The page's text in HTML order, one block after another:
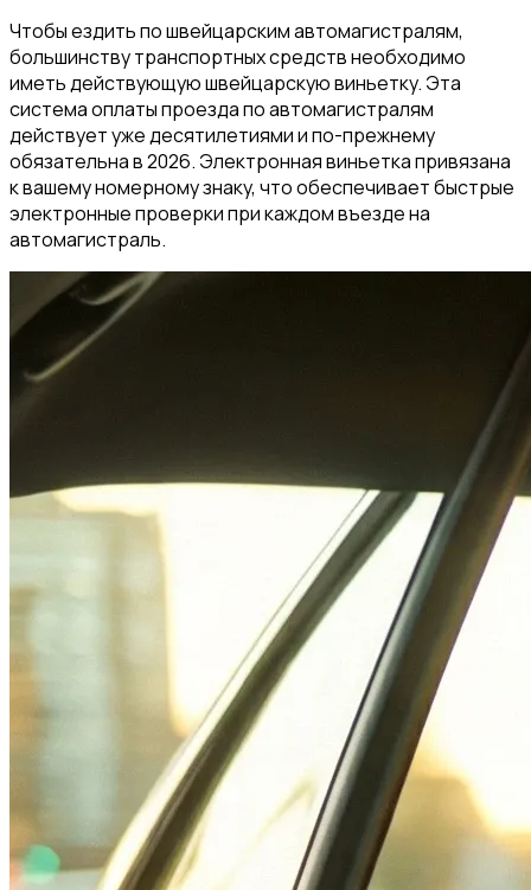
Чтобы ездить по швейцарским автомагистралям,
большинству транспортных средств необходимо
иметь действующую швейцарскую виньетку. Эта
система оплаты проезда по автомагистралям
действует уже десятилетиями и по-прежнему
обязательна в 2026. Электронная виньетка привязана
к вашему номерному знаку, что обеспечивает быстрые
электронные проверки при каждом въезде на
автомагистраль.